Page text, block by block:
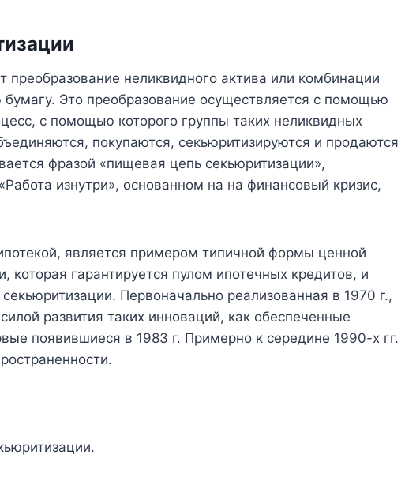
преобразование неликвидного актива или комбинации
Это преобразование осуществляется с помощью
с помощью которого группы таких неликвидных
покупаются, секьюритизируются и продаются
фразой «пищевая цепь секьюритизации»,
изнутри», основанном на на финансовый кризис,
является примером типичной формы ценной
которая гарантируется пулом ипотечных кредитов, и
Первоначально реализованная в 1970 г.,
развития таких инноваций, как обеспеченные
появившиеся в 1983 г. Примерно к середине 1990-х гг.